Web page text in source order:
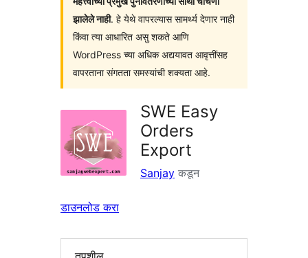
झालेले नाही. हे येथे वापरल्यास सामर्थ्य देणार नाही
किंवा त्या आधारित असु शकते आणि
WordPress च्या अधिक अद्ययावत आवृत्तींसह
वापरताना संगतता समस्यांची शक्यता आहे.
SWE Easy
Orders
Export
Sanjay कडून
डाउनलोड करा